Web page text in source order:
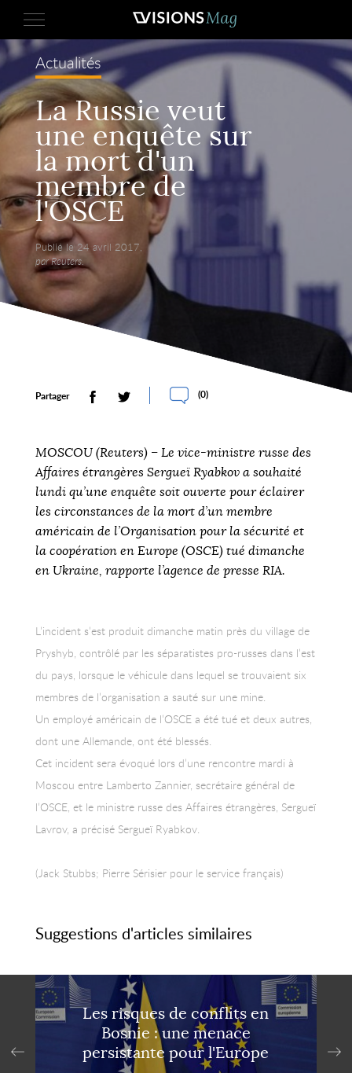
Actualités
La Russie veut
une enquête sur
la mort d'un
membre de
l'OSCE
Publié le 24 avril 2017,
par Reuters.
Partager (0)
MOSCOU (Reuters) – Le vice-ministre russe des
Affaires étrangères Sergueï Ryabkov a souhaité
lundi qu’une enquête soit ouverte pour éclairer
les circonstances de la mort d’un membre
américain de l’Organisation pour la sécurité et
la coopération en Europe (OSCE) tué dimanche
en Ukraine, rapporte l’agence de presse RIA.
L’incident s’est produit dimanche matin près du village de
Pryshyb, contrôlé par les séparatistes pro-russes dans l’est
du pays, lorsque le véhicule dans lequel se trouvaient six
membres de l’organisation a sauté sur une mine.
Un employé américain de l’OSCE a été tué et deux autres,
dont une Allemande, ont été blessés.
Cet incident sera évoqué lors d’une rencontre mardi à
Moscou entre Lamberto Zannier, secrétaire général de
l’OSCE, et le ministre russe des Affaires étrangères, Sergueï
Lavrov, a précisé Sergueï Ryabkov.
(Jack Stubbs; Pierre Sérisier pour le service français)
Suggestions d'articles similaires
Les risques de conflits en
Bosnie : une menace
persistante pour l'Europe